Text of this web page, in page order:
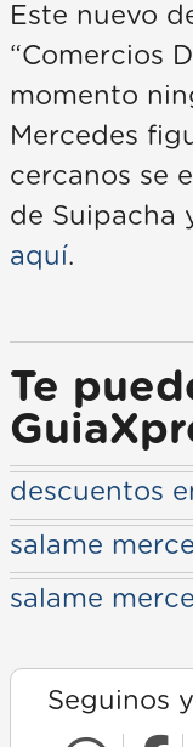
Este nuevo
“Comercios
momento
Mercedes
cercanos se
de Suipacha
aquí.
Te
descuentos
salame
salame
Seguinos